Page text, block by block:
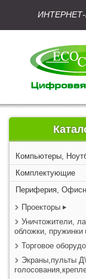
Компьютеры,
Комплектующие
Периферия,
Проекторы
Уничтожители,
обложки, пружинки
Торговое
Экраны,пульты